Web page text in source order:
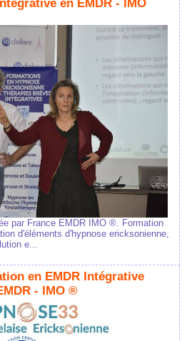
en EMDR - IMO
par France EMDR IMO ®. Formation
d'éléments d'hypnose ericksonienne,
e...
en EMDR Intégrative
- IMO ®